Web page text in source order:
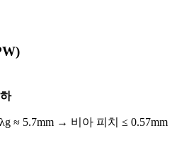
≈ 5.7mm → 비아 피치 ≤ 0.57mm